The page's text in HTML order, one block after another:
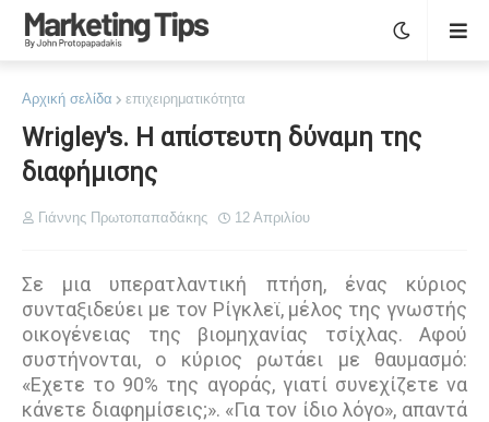
Αρχική σελίδα επιχειρηματικότητα
Wrigley's. Η απίστευτη δύναμη της
διαφήμισης
Γιάννης Πρωτοπαπαδάκης 12 Απριλίου
Σε µια υπερατλαντική πτήση, ένας κύριος
συνταξιδεύει µε τον Ρίγκλεϊ, µέλος της γνωστής
οικογένειας της βιοµηχανίας τσίχλας. Αφού
συστήνονται, ο κύριος ρωτάει µε θαυµασµό:
«Εχετε το 90% της αγοράς, γιατί συνεχίζετε να
κάνετε διαφηµίσεις;». «Για τον ίδιο λόγο», απαντά